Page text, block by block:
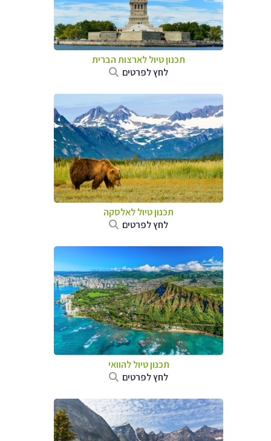
תכנון טיול לארצות הברית
לחץ לפרטים
תכנון טיול לאלסקה
לחץ לפרטים
תכנון טיול להוואי
לחץ לפרטים